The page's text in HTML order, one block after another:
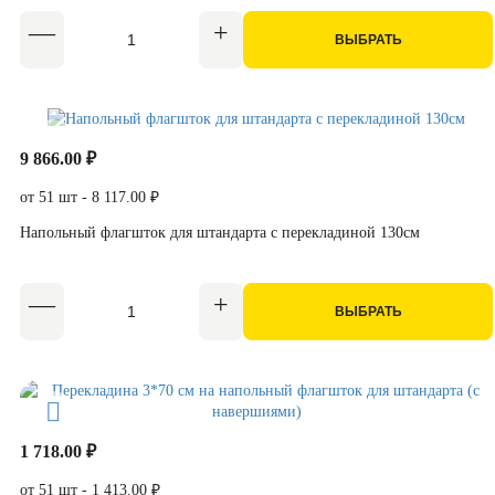
ВЫБРАТЬ
9 866.00 ₽
от 51 шт - 8 117.00 ₽
Напольный флагшток для штандарта с перекладиной 130см
ВЫБРАТЬ
1 718.00 ₽
от 51 шт - 1 413.00 ₽